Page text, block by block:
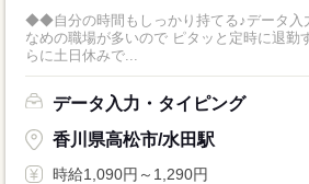
◆◆自分の時間もしっかり持てる♪データ入力◆◆ 残業なし
なめの職場が多いので ピタッと定時に退勤
らに土日休みで...
データ入力・タイピング
香川県高松市/水田駅
時給1,090円～1,290円